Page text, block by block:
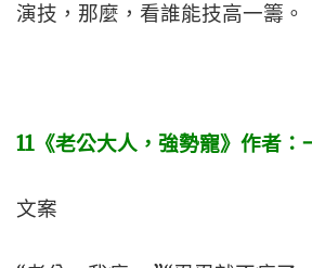
演技，那麼，看誰能技高一籌。
11 《老公大人，強勢寵》作者：
文案